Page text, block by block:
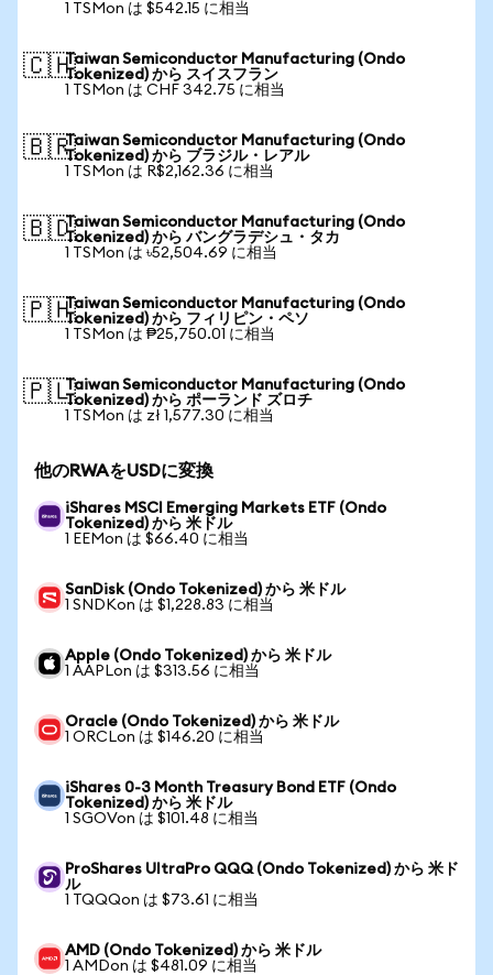
1 TSMon は $542.15 に相当
🇨🇭Taiwan Semiconductor Manufacturing (Ondo
Tokenized) から スイスフラン
1 TSMon は CHF 342.75 に相当
🇧🇷Taiwan Semiconductor Manufacturing (Ondo
Tokenized) から ブラジル・レアル
1 TSMon は R$2,162.36 に相当
🇧🇩Taiwan Semiconductor Manufacturing (Ondo
Tokenized) から バングラデシュ・タカ
1 TSMon は ৳52,504.69 に相当
🇵🇭Taiwan Semiconductor Manufacturing (Ondo
Tokenized) から フィリピン・ペソ
1 TSMon は ₱25,750.01 に相当
🇵🇱Taiwan Semiconductor Manufacturing (Ondo
Tokenized) から ポーランド ズロチ
1 TSMon は zł 1,577.30 に相当
他のRWAをUSDに変換
iShares MSCI Emerging Markets ETF (Ondo
Tokenized) から 米ドル
1 EEMon は $66.40 に相当
SanDisk (Ondo Tokenized) から 米ドル
1 SNDKon は $1,228.83 に相当
Apple (Ondo Tokenized) から 米ドル
1 AAPLon は $313.56 に相当
Oracle (Ondo Tokenized) から 米ドル
1 ORCLon は $146.20 に相当
iShares 0-3 Month Treasury Bond ETF (Ondo
Tokenized) から 米ドル
1 SGOVon は $101.48 に相当
ProShares UltraPro QQQ (Ondo Tokenized) から 米ド
ル
1 TQQQon は $73.61 に相当
AMD (Ondo Tokenized) から 米ドル
1 AMDon は $481.09 に相当